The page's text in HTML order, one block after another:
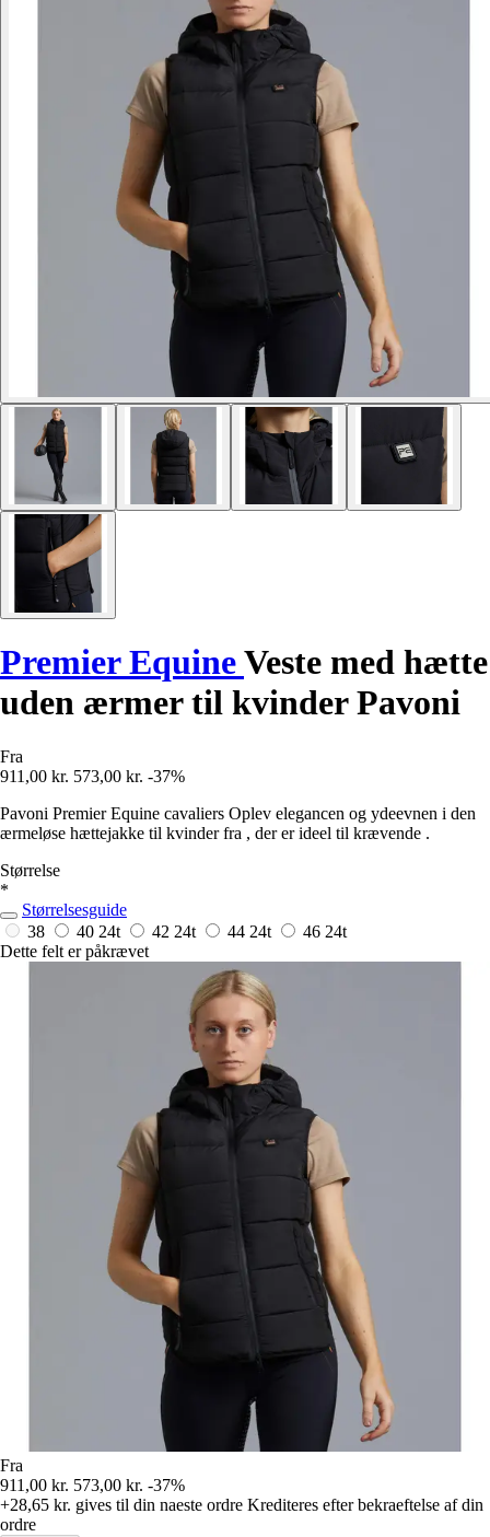
Premier EquineVeste med hætte
uden ærmer til kvinder Pavoni
Fra
911,00 kr. 573,00 kr. -37%
Pavoni Premier Equine cavaliers Oplev elegancen og ydeevnen i den
ærmeløse hættejakke til kvinder fra , der er ideel til krævende .
Størrelse
*
Størrelsesguide
38
40 24t 42 24t 44 24t 46 24t
Dette felt er påkrævet
Fra
911,00 kr. 573,00 kr. -37%
+28,65 kr. gives til din naeste ordre Krediteres efter bekraeftelse af din
ordre